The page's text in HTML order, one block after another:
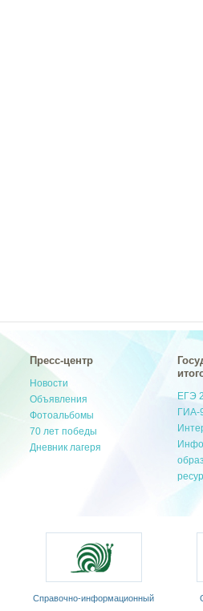
Пресс-центр
Новости
Объявления
Фотоальбомы
70 лет победы
Дневник лагеря
ЕГЭ
ГИА-
Общественный совет